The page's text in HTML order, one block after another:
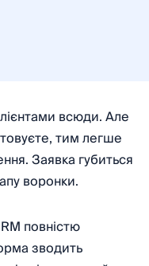
всюди. Але
тим легше
Заявка губиться
воронки.
повністю
зводить